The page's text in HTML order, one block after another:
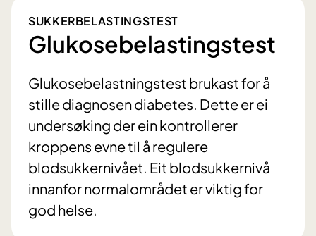
SUKKERBELASTINGSTEST
Glukosebelastingstest
Glukosebelastningstest brukast for å
stille diagnosen diabetes. Dette er ei
undersøking der ein kontrollerer
kroppens evne til å regulere
blodsukkernivået. Eit blodsukkernivå
innanfor normalområdet er viktig for
god helse.